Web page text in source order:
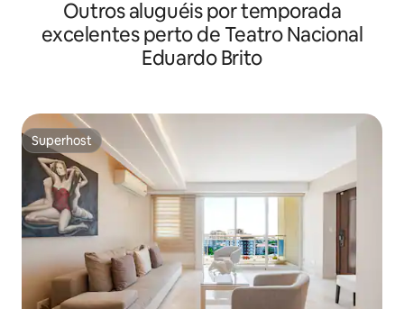
Outros aluguéis por temporada
excelentes perto de Teatro Nacional
Eduardo Brito
Superhost
Superhost